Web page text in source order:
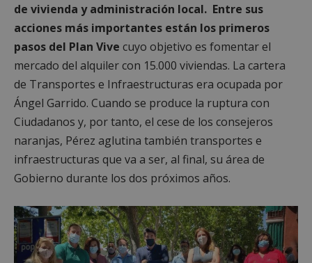
de vivienda y administración local. Entre sus
acciones más importantes están los primeros
pasos del Plan Vive cuyo objetivo es fomentar el
mercado del alquiler con 15.000 viviendas. La cartera
de Transportes e Infraestructuras era ocupada por
Ángel Garrido. Cuando se produce la ruptura con
Ciudadanos y, por tanto, el cese de los consejeros
naranjas, Pérez aglutina también transportes e
infraestructuras que va a ser, al final, su área de
Gobierno durante los dos próximos años.